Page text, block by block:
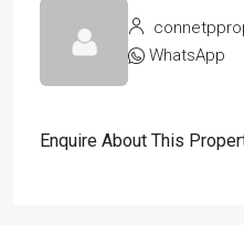
WhatsApp
Enquire About This